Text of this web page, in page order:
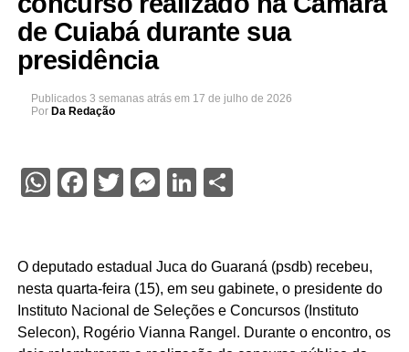
de Cuiabá durante sua
presidência
Publicados 3 semanas atrás em 17 de julho de 2026
Por Da Redação
WhatsApp
Facebook
Twitter
Messenger
LinkedIn
Share
O deputado estadual Juca do Guaraná (psdb) recebeu,
nesta quarta-feira (15), em seu gabinete, o presidente do
Instituto Nacional de Seleções e Concursos (Instituto
Selecon), Rogério Vianna Rangel. Durante o encontro, os